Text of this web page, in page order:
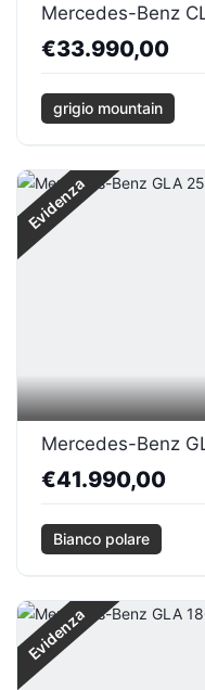
€33.990,00
grigio mountain
Evidenza
€41.990,00
Bianco polare
Evidenza